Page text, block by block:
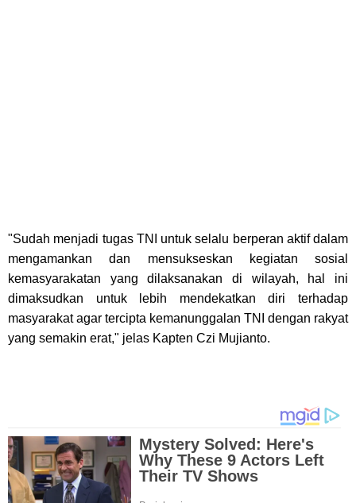
"Sudah menjadi tugas TNI untuk selalu berperan aktif dalam
mengamankan dan mensukseskan kegiatan sosial
kemasyarakatan yang dilaksanakan di wilayah, hal ini
dimaksudkan untuk lebih mendekatkan diri terhadap
masyarakat agar tercipta kemanunggalan TNI dengan rakyat
yang semakin erat," jelas Kapten Czi Mujianto.